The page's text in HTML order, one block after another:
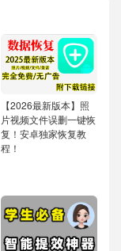
【2026最新版本】照
片视频文件误删一键恢
复！安卓独家恢复教
程！